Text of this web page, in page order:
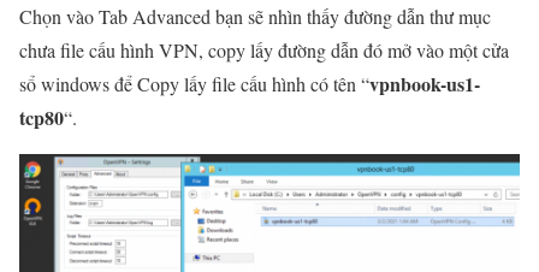
Chọn vào Tab Advanced bạn sẽ nhìn thấy đường dẫn thư mục
chưa file cấu hình VPN, copy lấy đường dẫn đó mở vào một cửa
sổ windows để Copy lấy file cấu hình có tên “vpnbook-us1-
tcp80“.